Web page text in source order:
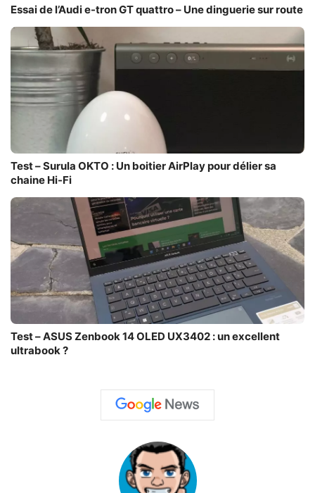
Essai de l’Audi e-tron GT quattro – Une dinguerie sur route
Test – Surula OKTO : Un boitier AirPlay pour délier sa
chaine Hi-Fi
Test – ASUS Zenbook 14 OLED UX3402 : un excellent
ultrabook ?